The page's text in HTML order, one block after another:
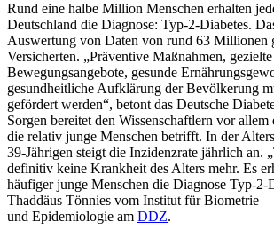
Rund eine halbe Million Menschen erhalten
Deutschland die Diagnose: Typ-2-Diabetes.
Auswertung von Daten von rund 63 Millionen
Versicherten. „Präventive Maßnahmen, gezielte
Bewegungsangebote, gesunde
gesundheitliche Aufklärung der Bevölkerung
gefördert werden“, betont das Deutsche
Sorgen bereitet den Wissenschaftlern vor
die relativ junge Menschen betrifft. In der
39-Jährigen steigt die Inzidenzrate jährlich an.
definitiv keine Krankheit des Alters mehr. Es
häufiger junge Menschen die Diagnose Typ-2-
Thaddäus Tönnies vom Institut für Biometrie
und Epidemiologie am DDZ.